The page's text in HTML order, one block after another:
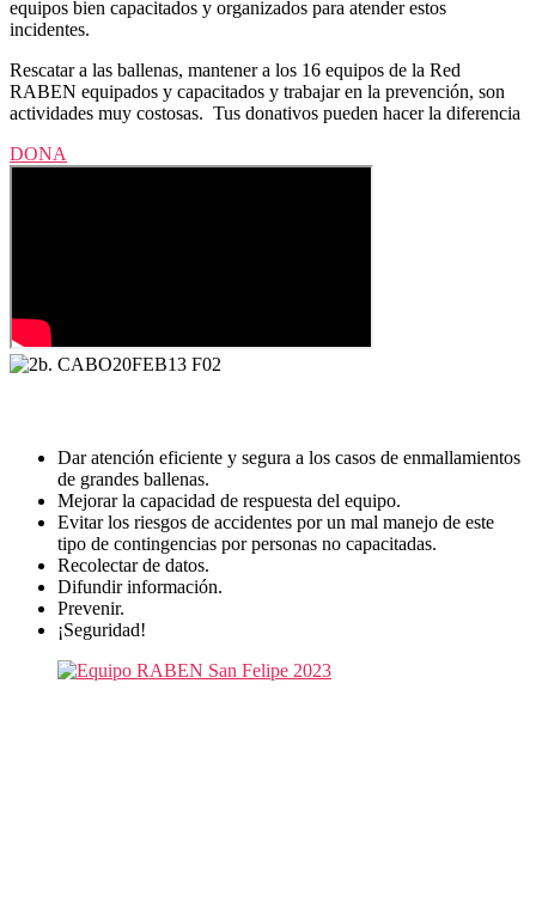
equipos bien capacitados y organizados para atender estos
incidentes.
Rescatar a las ballenas, mantener a los 16 equipos de la Red
RABEN equipados y capacitados y trabajar en la prevención, son
actividades muy costosas. Tus donativos pueden hacer la diferencia
DONA
Dar atención eficiente y segura a los casos de enmallamientos
de grandes ballenas.
Mejorar la capacidad de respuesta del equipo.
Evitar los riesgos de accidentes por un mal manejo de este
tipo de contingencias por personas no capacitadas.
Recolectar de datos.
Difundir información.
Prevenir.
¡Seguridad!